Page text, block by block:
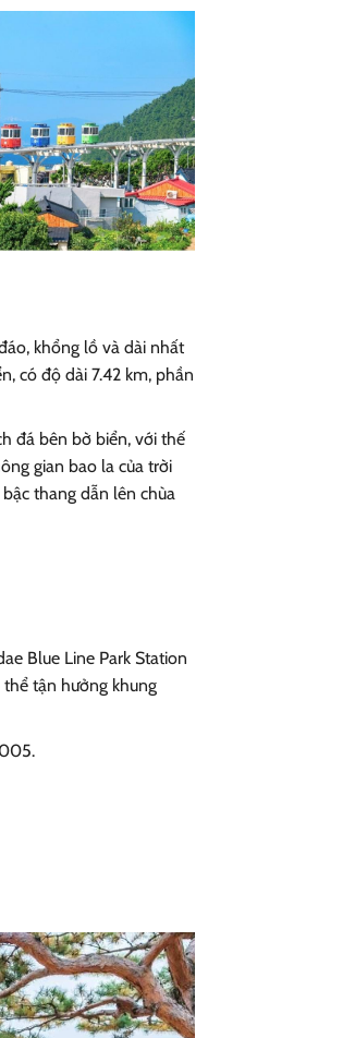
khổng lồ và dài nhất
có độ dài 7.42 km, phần
đá bên bờ biển, với thế
gian bao la của trời
thang dẫn lên chùa
Blue Line Park Station
tận hưởng khung